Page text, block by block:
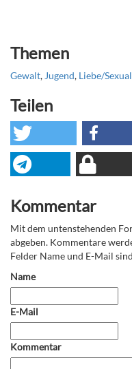
Themen
Gewalt, Jugend, Liebe/
Teilen
Kommentar
Mit dem untenstehenden
abgeben. Kommentare
Felder Name und E-Mail
Name
E-Mail
Kommentar